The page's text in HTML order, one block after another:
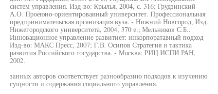
систем управления. Изд-во: Крылья, 2004, с. 316; Грудзинский
А.О. Проеюно-ориентированный университет. Профессиональная
предпринимательская организация вуза. - Нижний Новгород, Изд.
Нижегородского университета, 2004, 370 е.; Мельников С.Б..
Инновационное управление развитиет: инкорпоратавный подход
Изд-во: МАКС Пресс, 2007; Г.В. Осипов Стратегия и тактика
развития Российского государства. - Москва: РИЦ ИСПИ РАН,
2002.
занных авторов соответствует разнообразию подходов к изучению
сущности и содержания социального управления.